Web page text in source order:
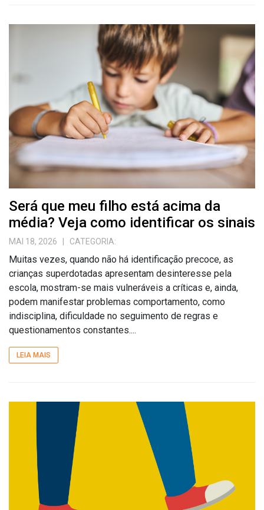
Será que meu filho está acima da
média? Veja como identificar os sinais
MAI 18, 2026 | CATEGORIA:
Muitas vezes, quando não há identificação precoce, as
crianças superdotadas apresentam desinteresse pela
escola, mostram-se mais vulneráveis a críticas e, ainda,
podem manifestar problemas comportamento, como
indisciplina, dificuldade no seguimento de regras e
questionamentos constantes....
LEIA MAIS